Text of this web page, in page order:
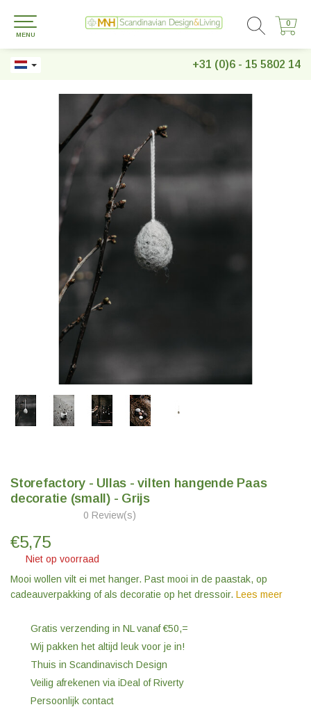
+31 (0)6 - 15 5802 14
0
0
MENU
Storefactory - Ullas - vilten hangende Paas
decoratie (small) - Grijs
0 Review(s)
€5,75
Niet op voorraad
Mooi wollen vilt ei met hanger. Past mooi in de paastak, op
cadeauverpakking of als decoratie op het dressoir. Lees meer
Gratis verzending in NL vanaf €50,=
Wij pakken het altijd leuk voor je in!
Thuis in Scandinavisch Design
Veilig afrekenen via iDeal of Riverty
Persoonlijk contact